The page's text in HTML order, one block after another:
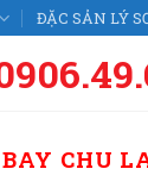
ĐẶC SẢN LÝ
CHU